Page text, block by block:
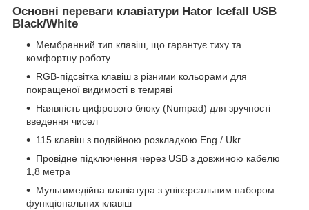
Основні переваги клавіатури Hator Icefall USB
Black/White
Мембранний тип клавіш, що гарантує тиху та
комфортну роботу
RGB-підсвітка клавіш з різними кольорами для
покращеної видимості в темряві
Наявність цифрового блоку (Numpad) для зручності
введення чисел
115 клавіш з подвійною розкладкою Eng / Ukr
Провідне підключення через USB з довжиною кабелю
1,8 метра
Мультимедійна клавіатура з універсальним набором
функціональних клавіш